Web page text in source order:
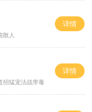
散人
详情
招猛宠法战带毒
详情